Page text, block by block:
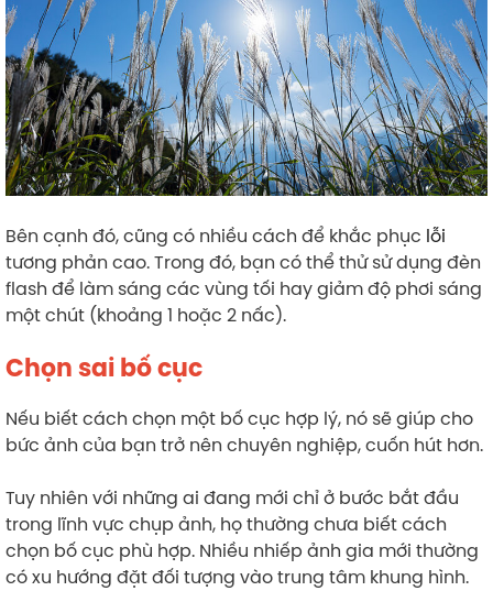
Bên cạnh đó, cũng có nhiều cách để khắc phục lỗi
tương phản cao. Trong đó, bạn có thể thử sử dụng đèn
flash để làm sáng các vùng tối hay giảm độ phơi sáng
một chút (khoảng 1 hoặc 2 nấc).
Chọn sai bố cục
Nếu biết cách chọn một bố cục hợp lý, nó sẽ giúp cho
bức ảnh của bạn trở nên chuyên nghiệp, cuốn hút hơn.
Tuy nhiên với những ai đang mới chỉ ở bước bắt đầu
trong lĩnh vực chụp ảnh, họ thường chưa biết cách
chọn bố cục phù hợp. Nhiều nhiếp ảnh gia mới thường
có xu hướng đặt đối tượng vào trung tâm khung hình.